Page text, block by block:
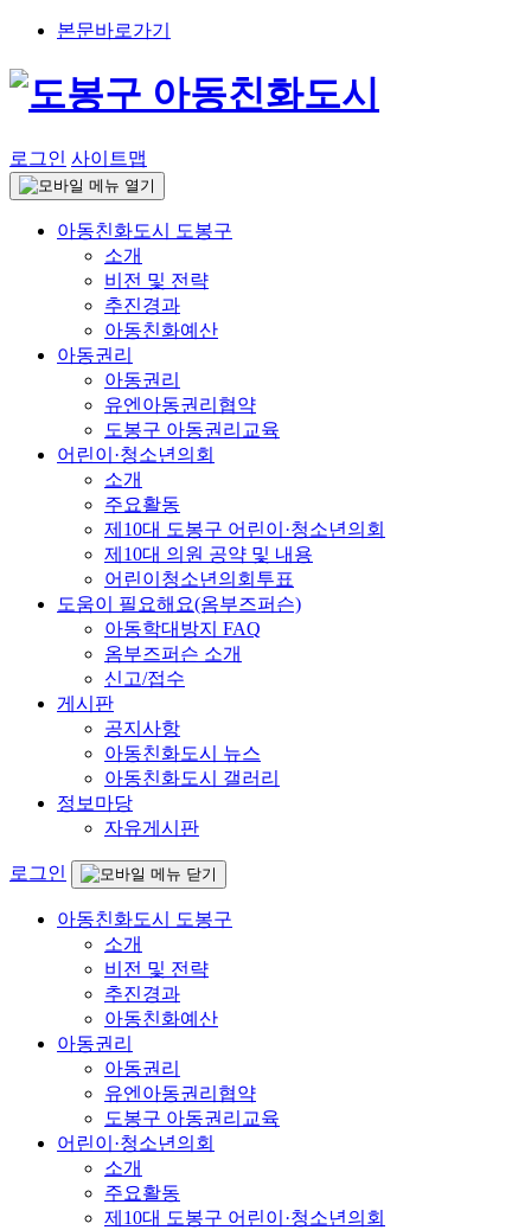
본문바로가기
로그인 사이트맵
아동친화도시 도봉구
소개
비전 및 전략
추진경과
아동친화예산
아동권리
아동권리
유엔아동권리협약
도봉구 아동권리교육
어린이·청소년의회
소개
주요활동
제10대 도봉구 어린이·청소년의회
제10대 의원 공약 및 내용
어린이청소년의회투표
도움이 필요해요(옴부즈퍼슨)
아동학대방지 FAQ
옴부즈퍼슨 소개
신고/접수
게시판
공지사항
아동친화도시 뉴스
아동친화도시 갤러리
정보마당
자유게시판
로그인
아동친화도시 도봉구
소개
비전 및 전략
추진경과
아동친화예산
아동권리
아동권리
유엔아동권리협약
도봉구 아동권리교육
어린이·청소년의회
소개
주요활동
제10대 도봉구 어린이·청소년의회